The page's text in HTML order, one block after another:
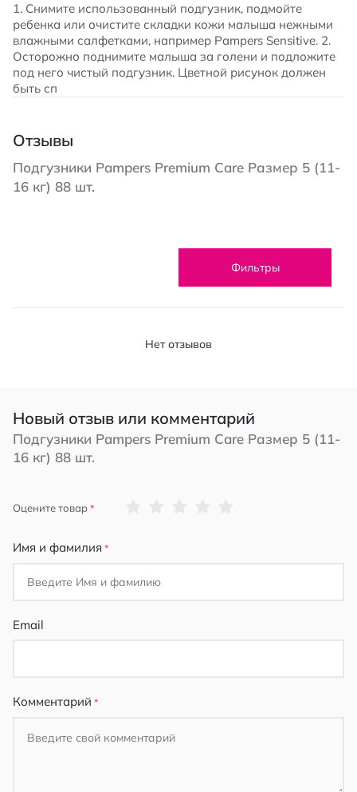
1. Снимите использованный подгузник, подмойте
ребенка или очистите складки кожи малыша нежными
влажными салфетками, например Pampers Sensitive. 2.
Осторожно поднимите малыша за голени и подложите
под него чистый подгузник. Цветной рисунок должен
быть сп
Отзывы
Подгузники Pampers Premium Care Размер 5 (11-
16 кг) 88 шт.
Фильтры
Нет отзывов
Новый отзыв или комментарий
Подгузники Pampers Premium Care Размер 5 (11-
16 кг) 88 шт.
Оцените товар
Имя и фамилия
Email
Комментарий